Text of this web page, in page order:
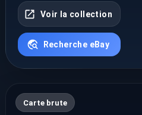
Voir la collection
Recherche eBay
Carte brute